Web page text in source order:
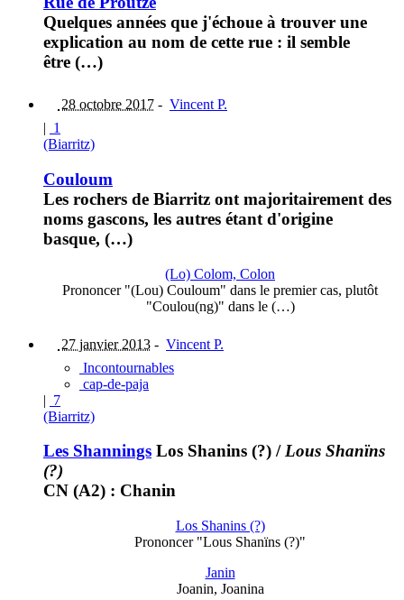
Quelques années que j'échoue à trouver une
explication au nom de cette rue : il semble
être (…)
28 octobre 2017 - Vincent P.
| 1
(Biarritz)
Couloum
Les rochers de Biarritz ont majoritairement des
noms gascons, les autres étant d'origine
basque, (…)
(Lo) Colom, Colon
Prononcer "(Lou) Couloum" dans le premier cas, plutôt
"Coulou(ng)" dans le (…)
27 janvier 2013 - Vincent P.
Incontournables
cap-de-paja
| 7
(Biarritz)
Les Shannings Los Shanins (?) /Lous Shanïns
(?)
CN (A2) : Chanin
Los Shanins (?)
Prononcer "Lous Shanïns (?)"
Janin
Joanin, Joanina